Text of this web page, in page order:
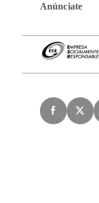
Anúnciate